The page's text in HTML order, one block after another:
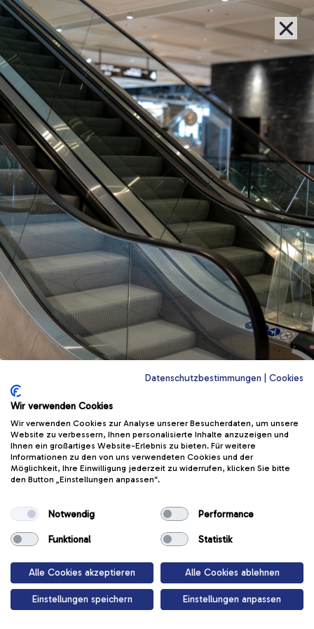
Datenschutzbestimmungen Cookies
Wir verwenden Cookies
Wir verwenden Cookies zur Analyse unserer Besucherdaten, um unsere
Website zu verbessern, Ihnen personalisierte Inhalte anzuzeigen und
Ihnen ein großartiges Website-Erlebnis zu bieten. Für weitere
Informationen zu den von uns verwendeten Cookies und der
Möglichkeit, Ihre Einwilligung jederzeit zu widerrufen, klicken Sie bitte
den Button „Einstellungen anpassen“.
Notwendig Performance
Funktional Statistik
Alle Cookies akzeptieren Alle Cookies ablehnen
Einstellungen speichern Einstellungen anpassen
Lernziel
Sicher Auf Der
Rolltreppe
Rolltreppen sind praktisch, aber kein
Spielplatz – finde heraus, warum
Start